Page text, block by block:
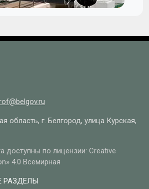
область, г. Белгород, улица Курская,
доступны по лицензии: Creative
4.0 Всемирная
РАЗДЕЛЫ